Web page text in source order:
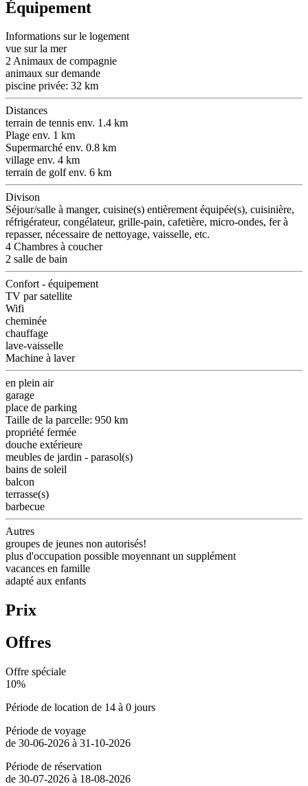
Équipement
Informations sur le logement
vue sur la mer
2 Animaux de compagnie
animaux sur demande
piscine privée: 32 km
Distances
terrain de tennis env. 1.4 km
Plage env. 1 km
Supermarché env. 0.8 km
village env. 4 km
terrain de golf env. 6 km
Divison
Séjour/salle à manger, cuisine(s) entièrement équipée(s), cuisinière,
réfrigérateur, congélateur, grille-pain, cafetière, micro-ondes, fer à
repasser, nécessaire de nettoyage, vaisselle, etc.
4 Chambres à coucher
2 salle de bain
Confort - équipement
TV par satellite
Wifi
cheminée
chauffage
lave-vaisselle
Machine à laver
en plein air
garage
place de parking
Taille de la parcelle: 950 km
propriété fermée
douche extérieure
meubles de jardin - parasol(s)
bains de soleil
balcon
terrasse(s)
barbecue
Autres
groupes de jeunes non autorisés!
plus d'occupation possible moyennant un supplément
vacances en famille
adapté aux enfants
Prix
Offres
Offre spéciale
10%
Période de location de 14 à 0 jours
Période de voyage
de 30-06-2026 à 31-10-2026
Période de réservation
de 30-07-2026 à 18-08-2026